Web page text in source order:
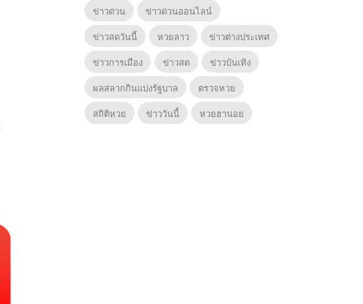
ข่าวด่วน
ข่าวด่วนออนไลน์
ข่าวสดวันนี้
หวยลาว
ข่าวต่างประเทศ
ข่าวการเมือง
ข่าวสด
ข่าวบันเทิง
ผลสลากกินแบ่งรัฐบาล
ตรวจหวย
สถิติหวย
ข่าววันนี้ หวยฮานอย